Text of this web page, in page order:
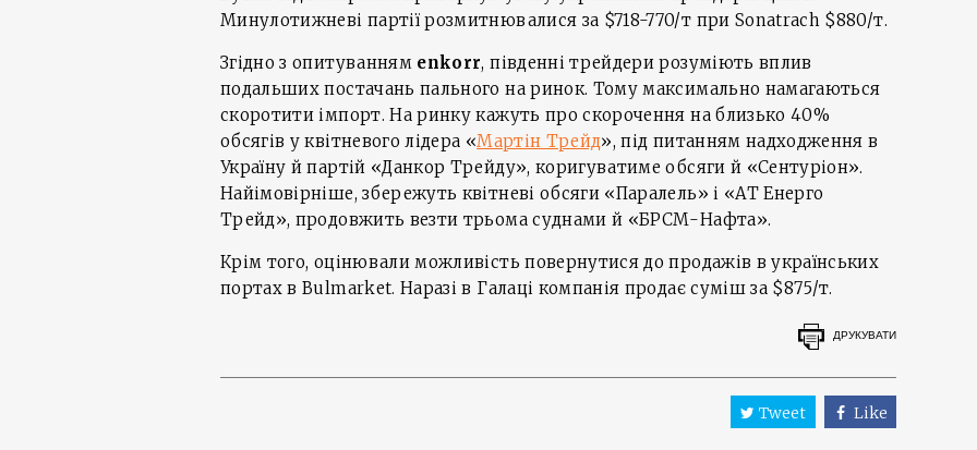
Минулотижневі партії розмитнювалися за $718-770/т при Sonatrach $880/т.
Згідно з опитуванням enkorr, південні трейдери розуміють вплив
подальших постачань пального на ринок. Тому максимально намагаються
скоротити імпорт. На ринку кажуть про скорочення на близько 40%
обсягів у квітневого лідера «Мартін Трейд», під питанням надходження в
Україну й партій «Данкор Трейду», коригуватиме обсяги й «Сентуріон».
Найімовірніше, збережуть квітневі обсяги «Паралель» і «АТ Енерго
Трейд», продовжить везти трьома суднами й «БРСМ-Нафта».
Крім того, оцінювали можливість повернутися до продажів в українських
портах в Bulmarket. Наразі в Галаці компанія продає суміш за $875/т.
ДРУКУВАТИ
Tweet Like